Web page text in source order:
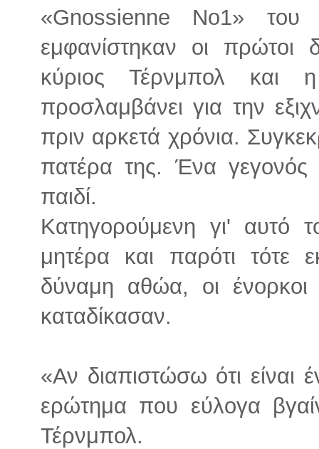
«Gnossienne No1»
εμφανίστηκαν οι πρώτοι
κύριος Τέρνμπολ και
προσλαμβάνει για την
πριν αρκετά χρόνια.
πατέρα της. Ένα
παιδί.
Κατηγορούμενη γι' αυτό
μητέρα και παρότι τότε
δύναμη αθώα, οι ένορκοι
καταδίκασαν.
«Αν διαπιστώσω ότι είναι
ερώτημα που εύλογα
Τέρνμπολ.